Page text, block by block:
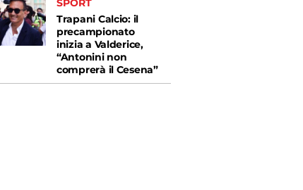
SPORT
Trapani Calcio: il
precampionato
inizia a Valderice,
“Antonini non
comprerà il Cesena”